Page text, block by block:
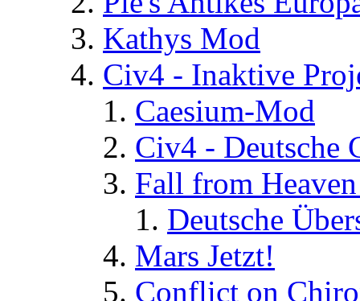
Kathys Mod
Civ4 - Inaktive
Caesium-Mod
Civ4 - Deutsche
Fall from
Deutsche
Mars Jetzt!
Conflict on